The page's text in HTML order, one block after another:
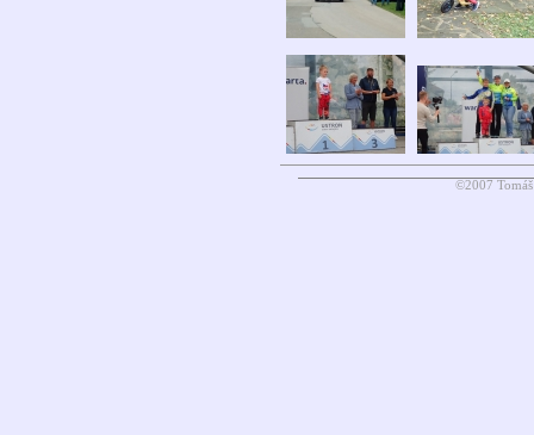
©2007